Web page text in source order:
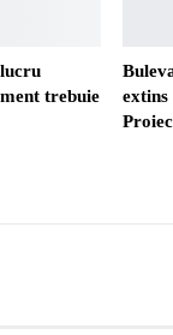
trebuie
extins